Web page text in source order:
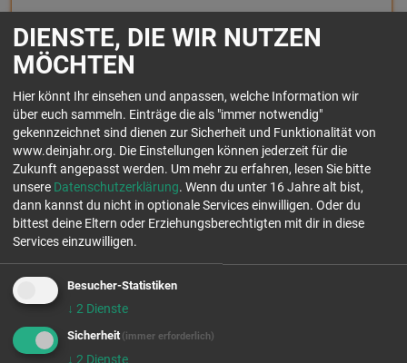
Schwarzwald.Unsere Sehnsucht ist, einen Raum zu schaffen, in dem
Tag und Nacht Lobpr...
CALVARY CHAPEL SIEGEN E.V. -
HANDS OF HOPE
57290 Neunkirchen
freie Plätze
Jahrgang 26/27
freie Plätze
Als diakonischer Dienst der Calvary Chapel Siegen strecken wir uns
über eine christliche Rehabilitationseinrichtung mit handwerklichen
Dienstleis...
DIENSTE, DIE WIR NUTZEN
MÖCHTEN
Hier könnt Ihr einsehen und anpassen, welche Information wir
über euch sammeln. Einträge die als "immer notwendig"
gekennzeichnet sind dienen zur Sicherheit und Funktionalität von
www.deinjahr.org. Die Einstellungen können jederzeit für die
Zukunft angepasst werden. Um mehr zu erfahren, lesen Sie bitte
unsere Datenschutzerklärung. Wenn du unter 16 Jahre alt bist,
dann kannst du nicht in optionale Services einwilligen. Oder du
bittest deine Eltern oder Erziehungsberechtigten mit dir in diese
Services einzuwilligen.
Besucher-Statistiken
↓ 2 Dienste
Sicherheit (immer erforderlich)
↓ 2 Dienste